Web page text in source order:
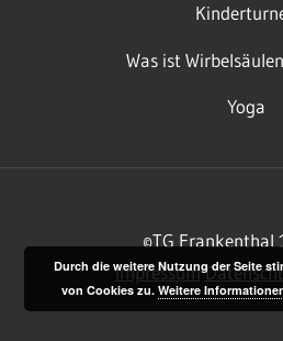
Was ist
Yoga
©TG Frankenthal
Impressum
Durch die weitere Nutzung der Seite
von Cookies zu.Weitere